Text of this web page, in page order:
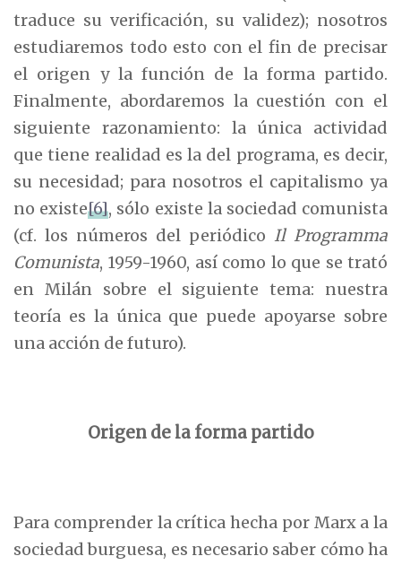
traduce su verificación, su validez); nosotros
estudiaremos todo esto con el fin de precisar
el origen y la función de la forma partido.
Finalmente, abordaremos la cuestión con el
siguiente razonamiento: la única actividad
que tiene realidad es la del programa, es decir,
su necesidad; para nosotros el capitalismo ya
no existe[6], sólo existe la sociedad comunista
(cf. los números del periódico Il Programma
Comunista, 1959-1960, así como lo que se trató
en Milán sobre el siguiente tema: nuestra
teoría es la única que puede apoyarse sobre
una acción de futuro).
Origen de la forma partido
Para comprender la crítica hecha por Marx a la
sociedad burguesa, es necesario saber cómo ha